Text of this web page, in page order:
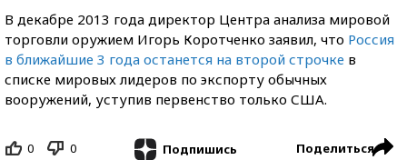
В декабре 2013 года директор Центра анализа мировой
торговли оружием Игорь Коротченко заявил, что Россия
в ближайшие 3 года останется на второй строчке в
списке мировых лидеров по экспорту обычных
вооружений, уступив первенство только США.
0 0 Подпишись Поделиться